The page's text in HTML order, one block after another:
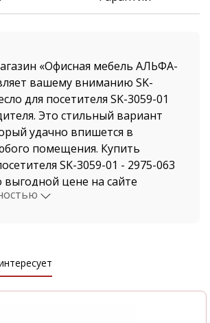
«Офисная мебель АЛЬФА-
вашему вниманию SK-
для посетителя SK-3059-01
Это стильный вариант
удачно впишется в
помещения. Купить
SK-3059-01 - 2975-063
выгодной цене на сайте
можно не выходя из дома.